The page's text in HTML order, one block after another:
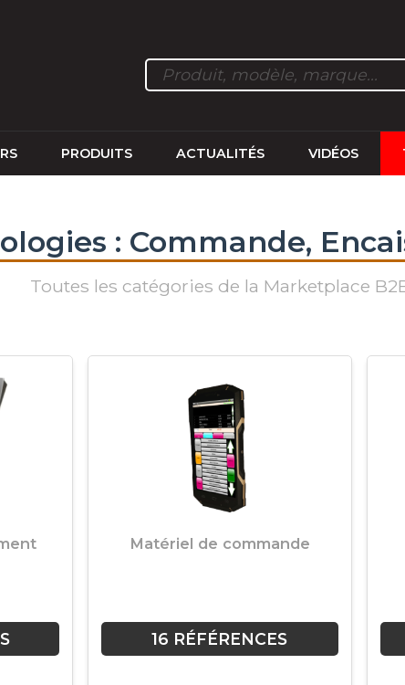
PRODUITS ACTUALITÉS VIDÉOS
: Commande,
Toutes les catégories de la Marketplace
Matériel de commande
16 RÉFÉRENCES